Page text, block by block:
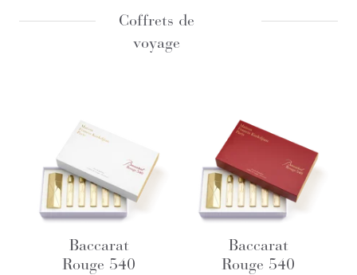
Coffrets de
voyage
Baccarat
Rouge 540
Baccarat
Rouge 540